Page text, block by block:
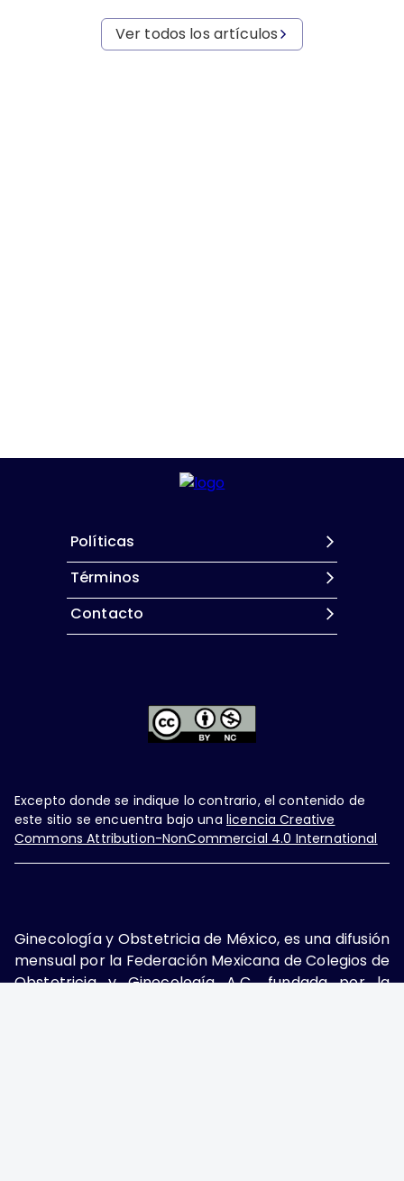
Ver todos los artículos
Políticas
Términos
Contacto
Excepto donde se indique lo contrario, el contenido de
este sitio se encuentra bajo una licencia Creative
Commons Attribution-NonCommercial 4.0 International
Ginecología y Obstetricia de México, es una difusión
mensual por la Federación Mexicana de Colegios de
Obstetricia y Ginecología A.C., fundada por la